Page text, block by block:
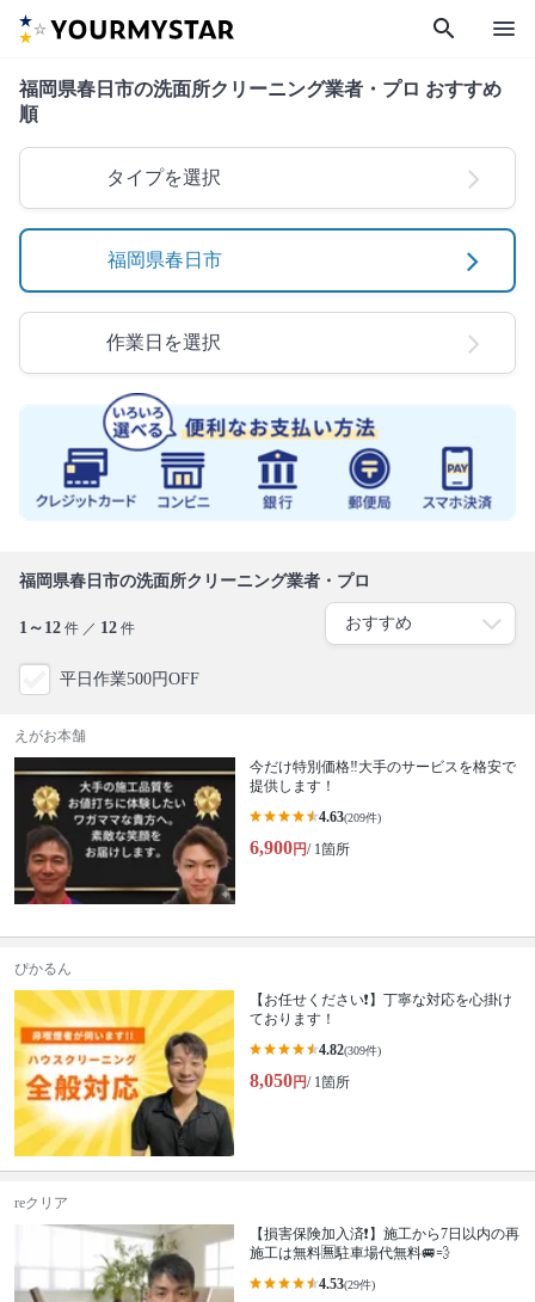
search menu
福岡県春日市の洗面所クリーニング業者・プロ おすすめ
順
タイプを選択
福岡県春日市
作業日を選択
福岡県春日市の洗面所クリーニング業者・プロ
1～12 件 ／ 12 件
平日作業500円OFF
えがお本舗
今だけ特別価格‼️大手のサービスを格安で
提供します！
4.63(209件)
6,900円/ 1箇所
ぴかるん
【お任せください❗️】丁寧な対応を心掛け
ております！
4.82(309件)
8,050円/ 1箇所
reクリア
【損害保険加入済❗️】施工から7日以内の再
施工は無料🈚️駐車場代無料🚐💨
4.53(29件)